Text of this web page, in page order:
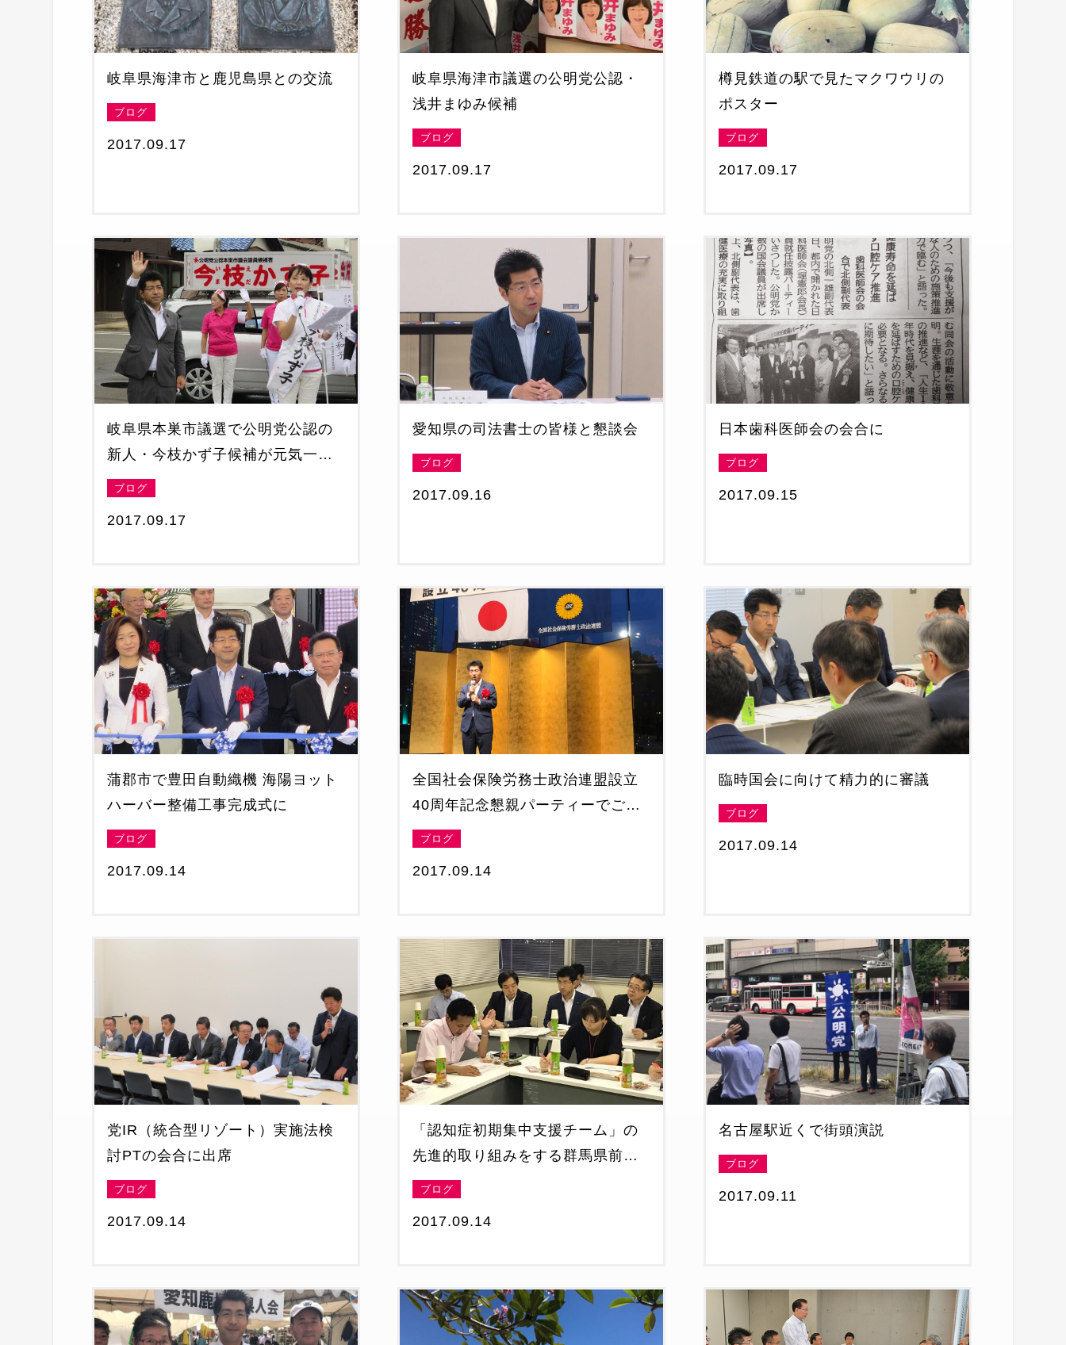
岐阜県海津市と鹿児島県との交流
ブログ
2017.09.17
岐阜県海津市議選の公明党公認・
浅井まゆみ候補
ブログ
2017.09.17
樽見鉄道の駅で見たマクワウリの
ポスター
ブログ
2017.09.17
岐阜県本巣市議選で公明党公認の
新人・今枝かず子候補が元気一杯
出陣
ブログ
2017.09.17
愛知県の司法書士の皆様と懇談会
ブログ
2017.09.16
日本歯科医師会の会合に
ブログ
2017.09.15
蒲郡市で豊田自動織機 海陽ヨット
ハーバー整備工事完成式に
ブログ
2017.09.14
全国社会保険労務士政治連盟設立
40周年記念懇親パーティーでご挨
拶
ブログ
2017.09.14
臨時国会に向けて精力的に審議
ブログ
2017.09.14
党IR（統合型リゾート）実施法検
討PTの会合に出席
ブログ
2017.09.14
「認知症初期集中支援チーム」の
先進的取り組みをする群馬県前橋
市を視察
ブログ
2017.09.14
名古屋駅近くで街頭演説
ブログ
2017.09.11